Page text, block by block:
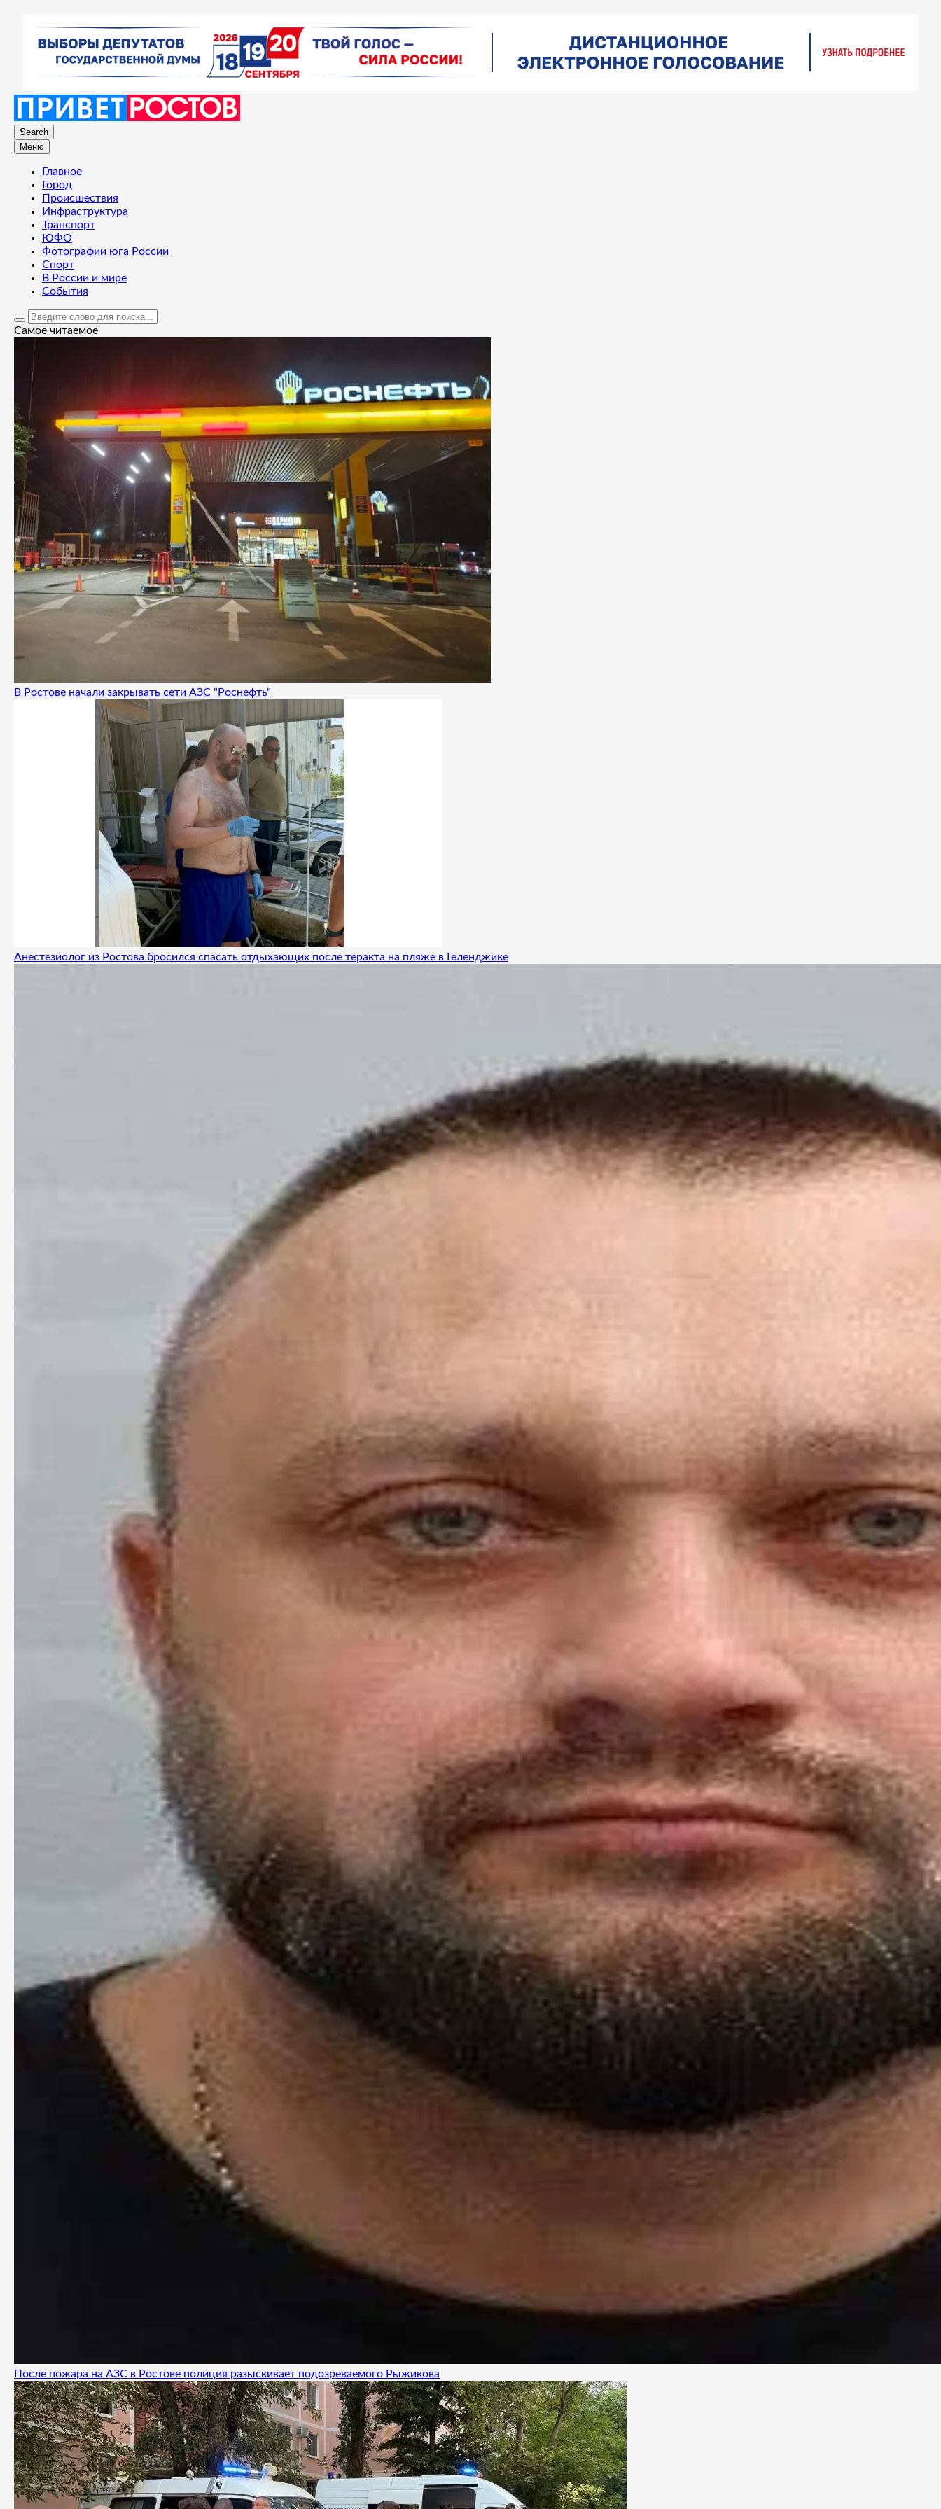
Search
Меню
Главное
Город
Происшествия
Инфраструктура
Транспорт
ЮФО
Фотографии юга России
Спорт
В России и мире
События
Самое читаемое
В Ростове начали закрывать сети АЗС "Роснефть"
Анестезиолог из Ростова бросился спасать отдыхающих после теракта на пляже в Геленджике
После пожара на АЗС в Ростове полиция разыскивает подозреваемого Рыжикова